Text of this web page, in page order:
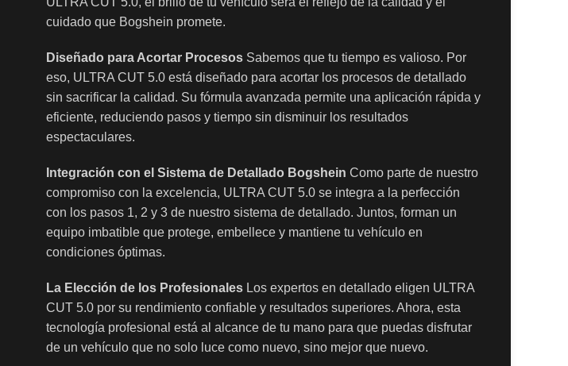
cuidado que Bogshein promete.
Diseñado para Acortar Procesos Sabemos que tu tiempo es valioso. Por
eso, ULTRA CUT 5.0 está diseñado para acortar los procesos de detallado
sin sacrificar la calidad. Su fórmula avanzada permite una aplicación rápida y
eficiente, reduciendo pasos y tiempo sin disminuir los resultados
espectaculares.
Integración con el Sistema de Detallado Bogshein Como parte de nuestro
compromiso con la excelencia, ULTRA CUT 5.0 se integra a la perfección
con los pasos 1, 2 y 3 de nuestro sistema de detallado. Juntos, forman un
equipo imbatible que protege, embellece y mantiene tu vehículo en
condiciones óptimas.
La Elección de los Profesionales Los expertos en detallado eligen ULTRA
CUT 5.0 por su rendimiento confiable y resultados superiores. Ahora, esta
tecnología profesional está al alcance de tu mano para que puedas disfrutar
de un vehículo que no solo luce como nuevo, sino mejor que nuevo.